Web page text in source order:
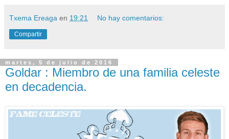
Txema Ereaga en 19:21 No hay comentarios:
Compartir
martes, 5 de julio de 2016
Goldar : Miembro de una familia celeste
en decadencia.